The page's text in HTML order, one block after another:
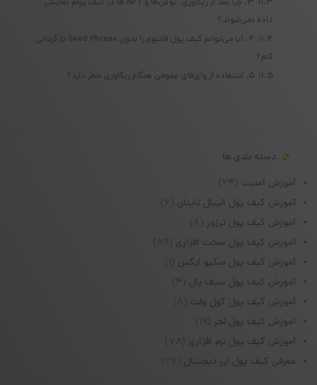
11.3
۳. چرا بعد از ریکاوری، توکن‌ها و NFT ها در کیف پولم نمایش
داده نمی‌شوند؟
11.4
۴. آیا می‌توانم کیف پول فانتوم را بدون Seed Phrase بازگردانی
کنم؟
11.5 ۵. استفاده از وای‌فای عمومی هنگام ریکاوری خطر دارد؟
دسته بندی ها
آموزش امنیت (۲۴)
آموزش کیف پول الیپال تایتان (۶)
آموزش کیف پول ترزور (۸)
آموزش کیف پول سخت افزاری (۸۹)
آموزش کیف پول سکیو ایکس (۱)
آموزش کیف پول سیف پال (۴)
آموزش کیف پول کول ولت (۸)
آموزش کیف پول لجر
آموزش کیف پول نرم افزاری
معرفی کیف پول ارز دیجیتال